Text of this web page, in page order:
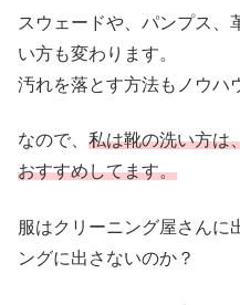
スウェードや、パンプス、
い方も変わります。
汚れを落とす方法もノウハ
なので、 私は靴の洗い方は
おすすめしてます。
服はクリーニング屋さんに
ングに出さないのか？